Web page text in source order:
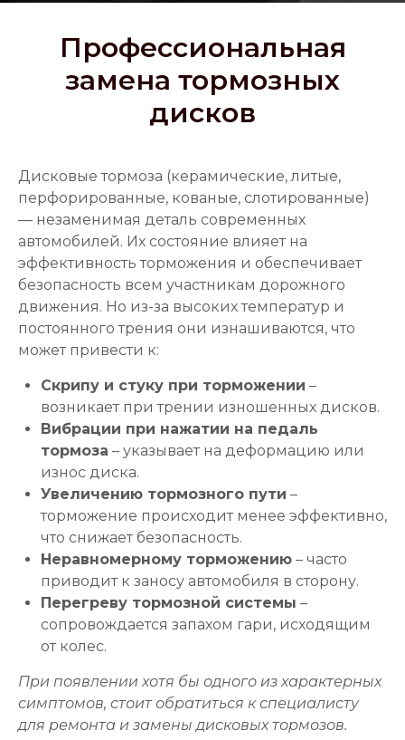
Профессиональная
замена тормозных
дисков
Дисковые тормоза (керамические, литые,
перфорированные, кованые, слотированные)
— незаменимая деталь современных
автомобилей. Их состояние влияет на
эффективность торможения и обеспечивает
безопасность всем участникам дорожного
движения. Но из-за высоких температур и
постоянного трения они изнашиваются, что
может привести к:
Скрипу и стуку при торможении –
возникает при трении изношенных дисков.
Вибрации при нажатии на педаль
тормоза – указывает на деформацию или
износ диска.
Увеличению тормозного пути –
торможение происходит менее эффективно,
что снижает безопасность.
Неравномерному торможению – часто
приводит к заносу автомобиля в сторону.
Перегреву тормозной системы –
сопровождается запахом гари, исходящим
от колес.
При появлении хотя бы одного из характерных
симптомов, стоит обратиться к специалисту
для ремонта и замены дисковых тормозов.